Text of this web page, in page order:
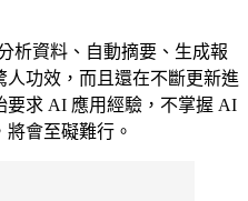
析資料、自動摘要、生成報
功效，而且還在不斷更新進
要求 AI 應用經驗，不掌握 AI
會至礙難行。